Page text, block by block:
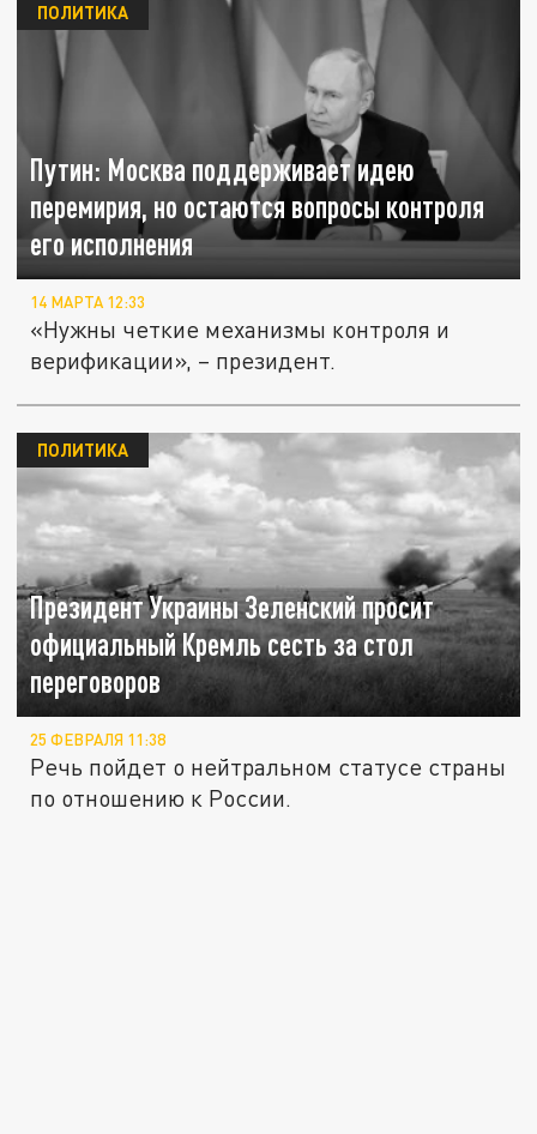
Путин: Москва поддерживает идею
перемирия, но остаются вопросы контроля
его исполнения
ПОЛИТИКА
14 МАРТА 12:33
«Нужны четкие механизмы контроля и
верификации», – президент.
Президент Украины Зеленский просит
официальный Кремль сесть за стол
переговоров
ПОЛИТИКА
25 ФЕВРАЛЯ 11:38
Речь пойдет о нейтральном статусе страны
по отношению к России.